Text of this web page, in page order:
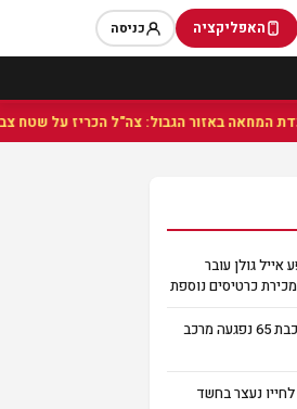
האפליקציה כניסה
באזור הגבול: צה"ל הכריז על שטח צבאי
גולן עובר
כרטיסים נוספת
תאונה קשה בנתיבות: אישה כבת 65 נפגעה מרכב
תושב נתיבות, בשנות ה – 40 לחייו נעצר בחשד